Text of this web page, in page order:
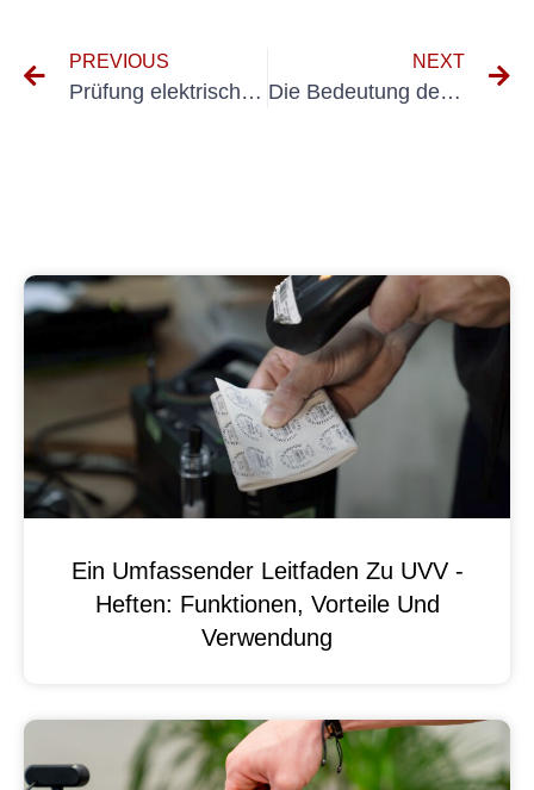
PREVIOUS
Prüfung elektrischer Anlagen IT-Support
NEXT
Die Bedeutung der Durchführung von VDE-Prüfungen für die elektrische Sicherheit
Ein Umfassender Leitfaden Zu UVV -
Heften: Funktionen, Vorteile Und
Verwendung